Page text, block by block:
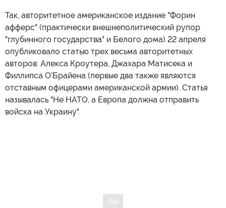
Так, авторитетное американское издание "Форин
афферс" (практически внешнеполитический рупор
"глубинного государства" и Белого дома) 22 апреля
опубликовало статью трех весьма авторитетных
авторов: Алекса Кроутера, Джахара Матисека и
Филлипса О’Брайена (первые два также являются
отставным офицерами американской армии). Статья
называлась "Не НАТО, а Европа должна отправить
войска на Украину".